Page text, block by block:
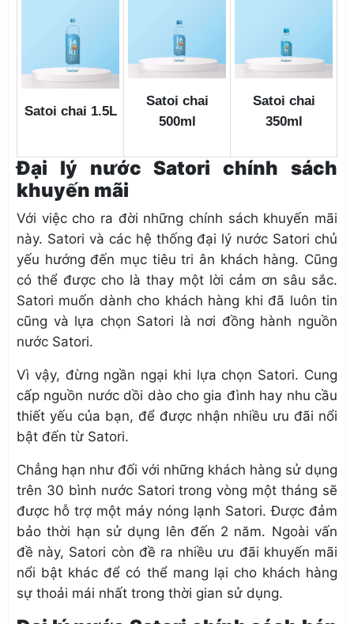
Satoi chai 1.5L
Satoi chai
500ml
Satoi chai
350ml
Đại lý nước Satori chính sách
khuyến mãi
Với việc cho ra đời những chính sách khuyến mãi
này. Satori và các hệ thống đại lý nước Satori chủ
yếu hướng đến mục tiêu tri ân khách hàng. Cũng
có thể được cho là thay một lời cảm ơn sâu sắc.
Satori muốn dành cho khách hàng khi đã luôn tin
cũng và lựa chọn Satori là nơi đồng hành nguồn
nước Satori.
Vì vậy, đừng ngần ngại khi lựa chọn Satori. Cung
cấp nguồn nước dồi dào cho gia đình hay nhu cầu
thiết yếu của bạn, để được nhận nhiều ưu đãi nổi
bật đến từ Satori.
Chẳng hạn như đối với những khách hàng sử dụng
trên 30 bình nước Satori trong vòng một tháng sẽ
được hỗ trợ một máy nóng lạnh Satori. Được đảm
bảo thời hạn sử dụng lên đến 2 năm. Ngoài vấn
đề này, Satori còn đề ra nhiều ưu đãi khuyến mãi
nổi bật khác để có thể mang lại cho khách hàng
sự thoải mái nhất trong thời gian sử dụng.